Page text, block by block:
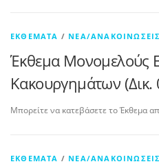
ΕΚΘΈΜΑΤΑ / ΝΈΑ/ΑΝΑΚΟΙΝΏΣΕΙΣ
Έκθεμα Μονομελούς
Κακουργημάτων
Μπορείτε να κατεβάσετε το Έκθεμα
ΕΚΘΈΜΑΤΑ / ΝΈΑ/ΑΝΑΚΟΙΝΏΣΕΙΣ